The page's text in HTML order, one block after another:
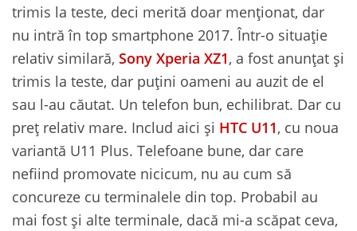
trimis la teste, deci merită doar menționat, dar
nu intră în top smartphone 2017. Într-o situație
relativ similară, Sony Xperia XZ1, a fost anunțat și
trimis la teste, dar puțini oameni au auzit de el
sau l-au căutat. Un telefon bun, echilibrat. Dar cu
preț relativ mare. Includ aici și HTC U11, cu noua
variantă U11 Plus. Telefoane bune, dar care
nefiind promovate nicicum, nu au cum să
concureze cu terminalele din top. Probabil au
mai fost și alte terminale, dacă mi-a scăpat ceva,